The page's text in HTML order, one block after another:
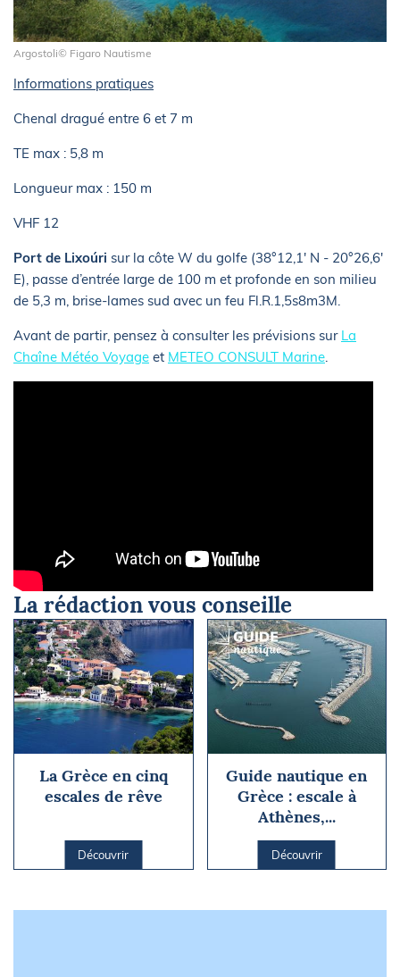
Argostoli© Figaro Nautisme
Informations pratiques
Chenal dragué entre 6 et 7 m
TE max : 5,8 m
Longueur max : 150 m
VHF 12
Port de Lixoúri sur la côte W du golfe (38°12,1' N - 20°26,6'
E), passe d’entrée large de 100 m et profonde en son milieu
de 5,3 m, brise-lames sud avec un feu Fl.R.1,5s8m3M.
Avant de partir, pensez à consulter les prévisions sur La
Chaîne Météo Voyage et METEO CONSULT Marine.
La rédaction vous conseille
La Grèce en cinq
escales de rêve
Découvrir
Guide nautique en
Grèce : escale à
Athènes,...
Découvrir